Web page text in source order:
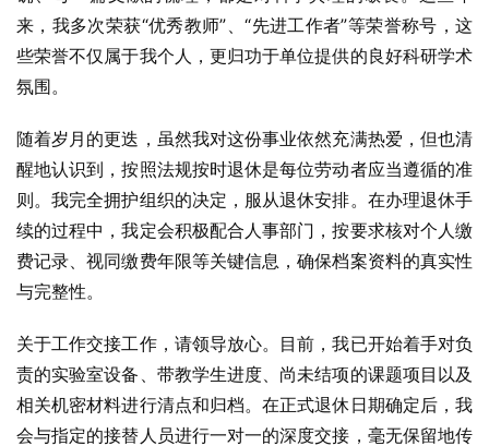
来，我多次荣获“优秀教师”、“先进工作者”等荣誉称号，这
些荣誉不仅属于我个人，更归功于单位提供的良好科研学术
氛围。
随着岁月的更迭，虽然我对这份事业依然充满热爱，但也清
醒地认识到，按照法规按时退休是每位劳动者应当遵循的准
则。我完全拥护组织的决定，服从退休安排。在办理退休手
续的过程中，我定会积极配合人事部门，按要求核对个人缴
费记录、视同缴费年限等关键信息，确保档案资料的真实性
与完整性。
关于工作交接工作，请领导放心。目前，我已开始着手对负
责的实验室设备、带教学生进度、尚未结项的课题项目以及
相关机密材料进行清点和归档。在正式退休日期确定后，我
会与指定的接替人员进行一对一的深度交接，毫无保留地传